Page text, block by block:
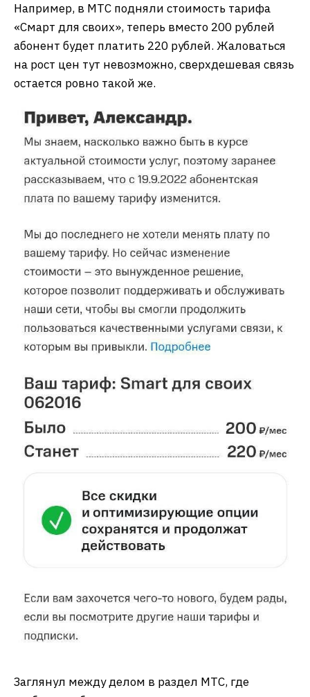
Например, в МТС подняли стоимость тарифа
«Смарт для своих», теперь вместо 200 рублей
абонент будет платить 220 рублей. Жаловаться
на рост цен тут невозможно, сверхдешевая связь
остается ровно такой же.
Заглянул между делом в раздел МТС, где